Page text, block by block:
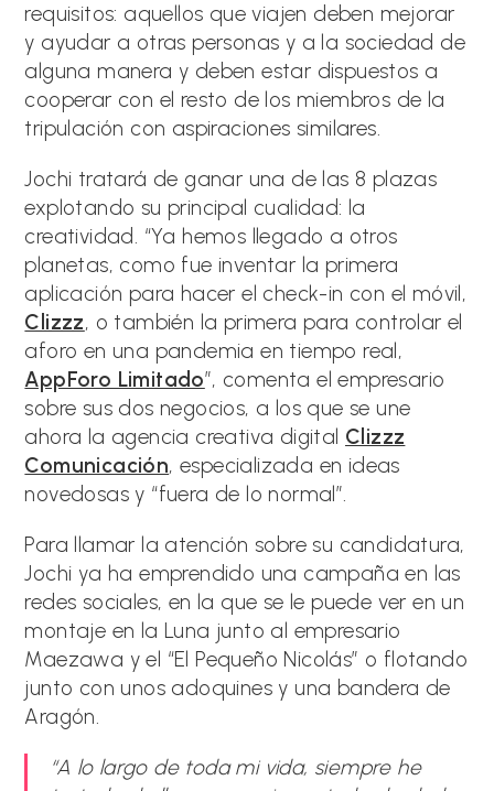
requisitos: aquellos que viajen deben mejorar
y ayudar a otras personas y a la sociedad de
alguna manera y deben estar dispuestos a
cooperar con el resto de los miembros de la
tripulación con aspiraciones similares.
Jochi tratará de ganar una de las 8 plazas
explotando su principal cualidad: la
creatividad. “Ya hemos llegado a otros
planetas, como fue inventar la primera
aplicación para hacer el check-in con el móvil,
Clizzz, o también la primera para controlar el
aforo en una pandemia en tiempo real,
AppForo Limitado”, comenta el empresario
sobre sus dos negocios, a los que se une
ahora la agencia creativa digital Clizzz
Comunicación, especializada en ideas
novedosas y “fuera de lo normal”.
Para llamar la atención sobre su candidatura,
Jochi ya ha emprendido una campaña en las
redes sociales, en la que se le puede ver en un
montaje en la Luna junto al empresario
Maezawa y el “El Pequeño Nicolás” o flotando
junto con unos adoquines y una bandera de
Aragón.
“A lo largo de toda mi vida, siempre he